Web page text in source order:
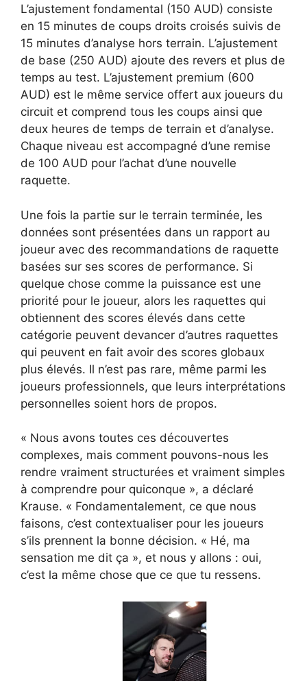
L’ajustement fondamental (150 AUD) consiste
en 15 minutes de coups droits croisés suivis de
15 minutes d’analyse hors terrain. L’ajustement
de base (250 AUD) ajoute des revers et plus de
temps au test. L’ajustement premium (600
AUD) est le même service offert aux joueurs du
circuit et comprend tous les coups ainsi que
deux heures de temps de terrain et d’analyse.
Chaque niveau est accompagné d’une remise
de 100 AUD pour l’achat d’une nouvelle
raquette.
Une fois la partie sur le terrain terminée, les
données sont présentées dans un rapport au
joueur avec des recommandations de raquette
basées sur ses scores de performance. Si
quelque chose comme la puissance est une
priorité pour le joueur, alors les raquettes qui
obtiennent des scores élevés dans cette
catégorie peuvent devancer d’autres raquettes
qui peuvent en fait avoir des scores globaux
plus élevés. Il n’est pas rare, même parmi les
joueurs professionnels, que leurs interprétations
personnelles soient hors de propos.
« Nous avons toutes ces découvertes
complexes, mais comment pouvons-nous les
rendre vraiment structurées et vraiment simples
à comprendre pour quiconque », a déclaré
Krause. « Fondamentalement, ce que nous
faisons, c’est contextualiser pour les joueurs
s’ils prennent la bonne décision. « Hé, ma
sensation me dit ça », et nous y allons : oui,
c’est la même chose que ce que tu ressens.